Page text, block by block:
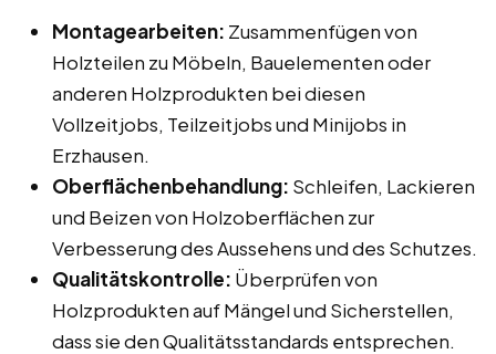
Montagearbeiten: Zusammenfügen von
Holzteilen zu Möbeln, Bauelementen oder
anderen Holzprodukten bei diesen
Vollzeitjobs, Teilzeitjobs und Minijobs in
Erzhausen.
Oberflächenbehandlung: Schleifen, Lackieren
und Beizen von Holzoberflächen zur
Verbesserung des Aussehens und des Schutzes.
Qualitätskontrolle: Überprüfen von
Holzprodukten auf Mängel und Sicherstellen,
dass sie den Qualitätsstandards entsprechen.